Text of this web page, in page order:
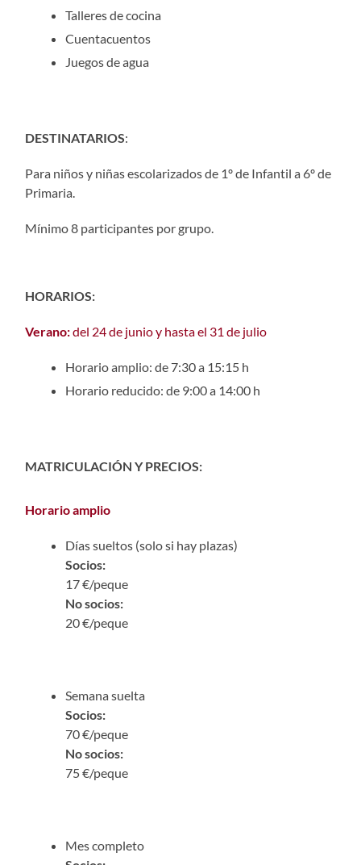
Talleres de cocina
Cuentacuentos
Juegos de agua
DESTINATARIOS:
Para niños y niñas escolarizados de 1º de Infantil a 6º de
Primaria.
Mínimo 8 participantes por grupo.
HORARIOS:
Verano:del 24 de junio y hasta el 31 de julio
Horario amplio: de 7:30 a 15:15 h
Horario reducido: de 9:00 a 14:00 h
MATRICULACIÓN Y PRECIOS:
Horario amplio
Días sueltos (solo si hay plazas)
Socios:
17 €/peque
No socios:
20 €/peque
Semana suelta
Socios:
70 €/peque
No socios:
75 €/peque
Mes completo